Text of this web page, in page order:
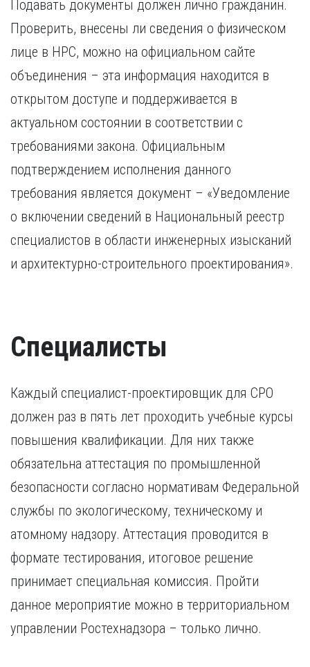
Подавать документы должен лично гражданин.
Проверить, внесены ли сведения о физическом
лице в НРС, можно на официальном сайте
объединения – эта информация находится в
открытом доступе и поддерживается в
актуальном состоянии в соответствии с
требованиями закона. Официальным
подтверждением исполнения данного
требования является документ – «Уведомление
о включении сведений в Национальный реестр
специалистов в области инженерных изысканий
и архитектурно-строительного проектирования».
Специалисты
Каждый специалист-проектировщик для СРО
должен раз в пять лет проходить учебные курсы
повышения квалификации. Для них также
обязательна аттестация по промышленной
безопасности согласно нормативам Федеральной
службы по экологическому, техническому и
атомному надзору. Аттестация проводится в
формате тестирования, итоговое решение
принимает специальная комиссия. Пройти
данное мероприятие можно в территориальном
управлении Ростехнадзора – только лично.